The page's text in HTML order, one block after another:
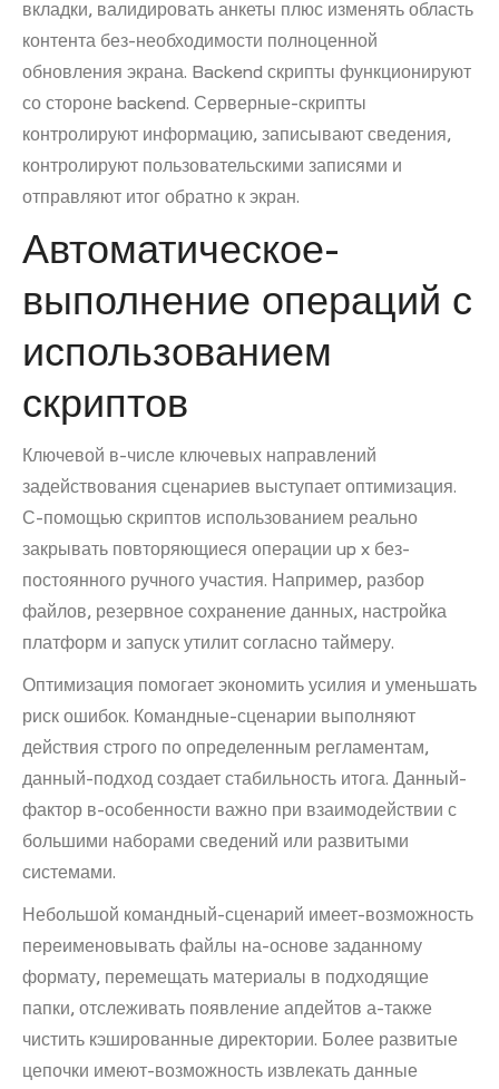
вкладки, валидировать анкеты плюс изменять область
контента без-необходимости полноценной
обновления экрана. Backend скрипты функционируют
со стороне backend. Серверные-скрипты
контролируют информацию, записывают сведения,
контролируют пользовательскими записями и
отправляют итог обратно к экран.
Автоматическое-
выполнение операций с
использованием
скриптов
Ключевой в-числе ключевых направлений
задействования сценариев выступает оптимизация.
С-помощью скриптов использованием реально
закрывать повторяющиеся операции up x без-
постоянного ручного участия. Например, разбор
файлов, резервное сохранение данных, настройка
платформ и запуск утилит согласно таймеру.
Оптимизация помогает экономить усилия и уменьшать
риск ошибок. Командные-сценарии выполняют
действия строго по определенным регламентам,
данный-подход создает стабильность итога. Данный-
фактор в-особенности важно при взаимодействии с
большими наборами сведений или развитыми
системами.
Небольшой командный-сценарий имеет-возможность
переименовывать файлы на-основе заданному
формату, перемещать материалы в подходящие
папки, отслеживать появление апдейтов а-также
чистить кэшированные директории. Более развитые
цепочки имеют-возможность извлекать данные